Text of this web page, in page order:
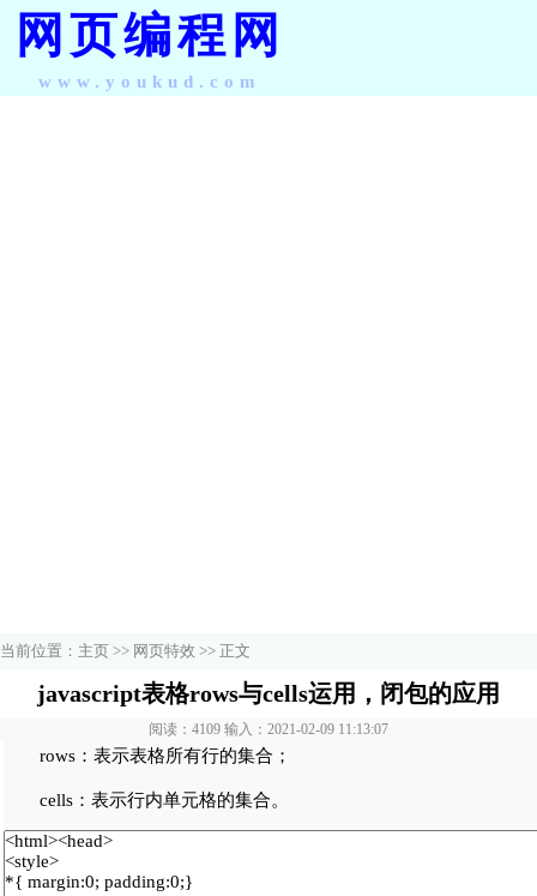
网页编程网
www.youkud.com
当前位置： 主页 >> 网页特效 >> 正文
javascript表格rows与cells运用，闭包的应用
阅读：4109 输入：2021-02-09 11:13:07
rows：表示表格所有行的集合；
cells：表示行内单元格的集合。